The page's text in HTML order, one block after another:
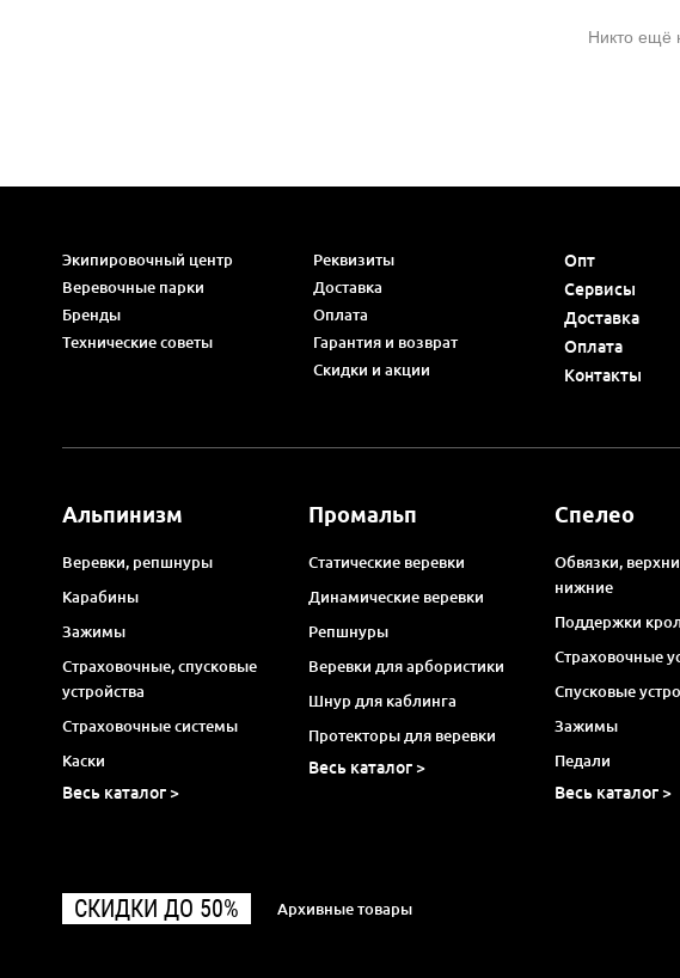
Никто ещё
Экипировочный центр
Веревочные парки
Бренды
Технические советы
Реквизиты
Доставка
Оплата
Гарантия и возврат
Скидки и акции
Опт
Сервисы
Доставка
Оплата
Контакты
Альпинизм
Веревки, репшнуры
Карабины
Зажимы
Страховочные, спусковые
устройства
Страховочные системы
Каски
Весь каталог >
Промальп
Статические веревки
Динамические веревки
Репшнуры
Веревки для арбористики
Шнур для каблинга
Протекторы для веревки
Весь каталог >
Спелео
Обвязки,
нижние
Поддержки
Страховочные
Спусковые
Зажимы
Педали
Весь каталог >
СКИДКИ ДО 50% Архивные товары